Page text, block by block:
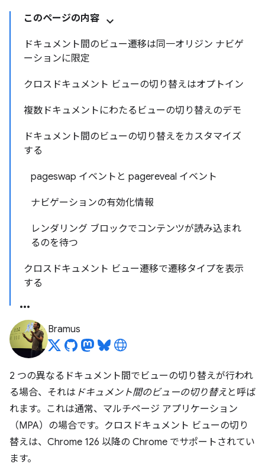
このページの内容
ドキュメント間のビュー遷移は同一オリジン ナビゲ
ーションに限定
クロスドキュメント ビューの切り替えはオプトイン
複数ドキュメントにわたるビューの切り替えのデモ
ドキュメント間のビューの切り替えをカスタマイズ
する
pageswap イベントと pagereveal イベント
ナビゲーションの有効化情報
レンダリング ブロックでコンテンツが読み込まれ
るのを待つ
クロスドキュメント ビュー遷移で遷移タイプを表示
する
Bramus
2 つの異なるドキュメント間でビューの切り替えが行われ
る場合、それは ドキュメント間のビューの切り替え と呼ば
れます。これは通常、マルチページ アプリケーション
（MPA）の場合です。クロスドキュメント ビューの切り
替えは、Chrome 126 以降の Chrome でサポートされてい
ます。